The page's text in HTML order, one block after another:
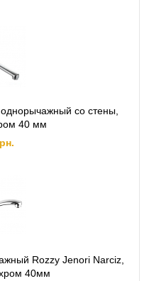
со стены,
40 мм
Rozzy Jenori Narciz,
40мм